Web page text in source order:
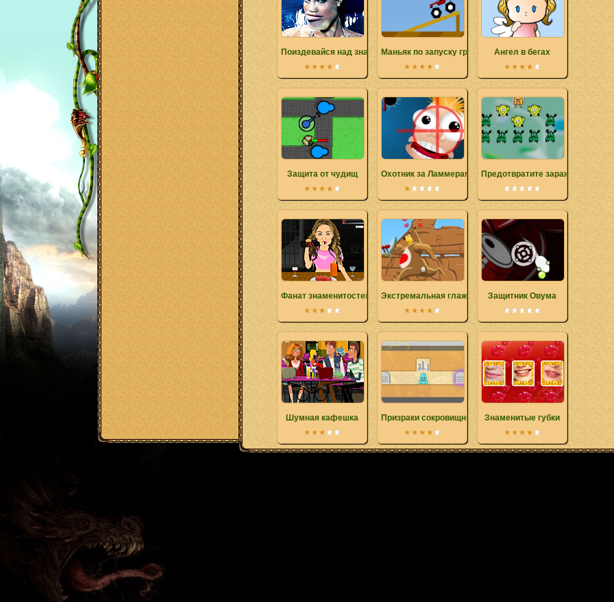
Поиздевайся над знаменитостямиМаньяк по запуску грузовиковАнгел в бегах
Защита от чудищ Охотник за Ламмерами Предотвратите заражение
Фанат знаменитостей Экстремальная глажка Защитник Овума
Шумная кафешка Призраки сокровищницы Знаменитые губки